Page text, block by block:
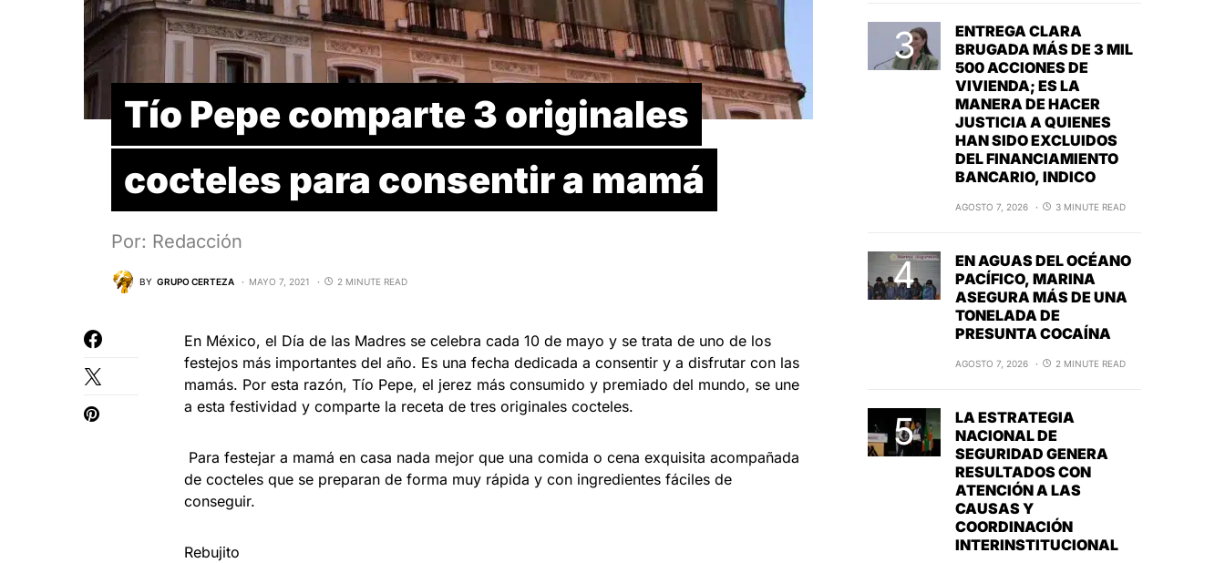
Tío Pepe comparte 3 originales
cocteles para consentir a mamá
Por: Redacción
BY GRUPO CERTEZA MAYO 7, 2021 2 MINUTE READ
En México, el Día de las Madres se celebra cada 10 de mayo y se trata de uno de los
festejos más importantes del año. Es una fecha dedicada a consentir y a disfrutar con las
mamás. Por esta razón, Tío Pepe, el jerez más consumido y premiado del mundo, se une
a esta festividad y comparte la receta de tres originales cocteles.
Para festejar a mamá en casa nada mejor que una comida o cena exquisita acompañada
de cocteles que se preparan de forma muy rápida y con ingredientes fáciles de
conseguir.
Rebujito
ENTREGA CLARA
BRUGADA MÁS DE 3 MIL
500 ACCIONES DE
VIVIENDA; ES LA
MANERA DE HACER
JUSTICIA A QUIENES
HAN SIDO EXCLUIDOS
DEL FINANCIAMIENTO
BANCARIO, INDICO
AGOSTO 7, 2026 3 MINUTE READ
EN AGUAS DEL OCÉANO
PACÍFICO, MARINA
ASEGURA MÁS DE UNA
TONELADA DE
PRESUNTA COCAÍNA
AGOSTO 7, 2026 2 MINUTE READ
LA ESTRATEGIA
NACIONAL DE
SEGURIDAD GENERA
RESULTADOS CON
ATENCIÓN A LAS
CAUSAS Y
COORDINACIÓN
INTERINSTITUCIONAL